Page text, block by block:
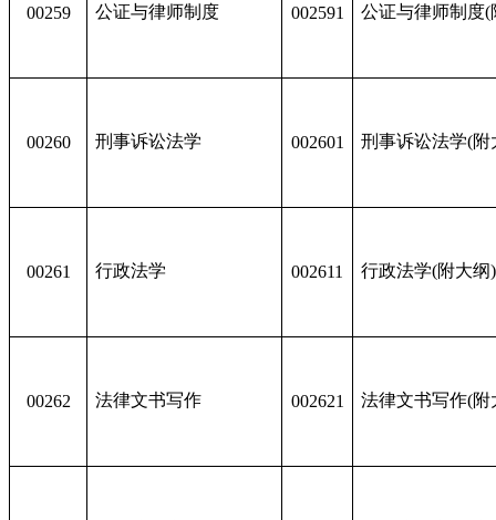
00259 公证与律师制度 002591 公证与律师制度(
00260 刑事诉讼法学 002601 刑事诉讼法学(附
00261 行政法学 002611 行政法学(附大纲)
00262 法律文书写作 002621 法律文书写作(附